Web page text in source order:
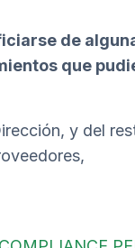
de
que
y del